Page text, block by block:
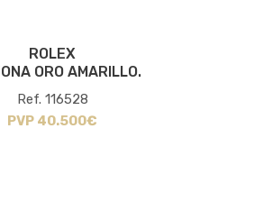
ROLEX
ORO AMARILLO.
Ref. 116528
PVP 40.500€